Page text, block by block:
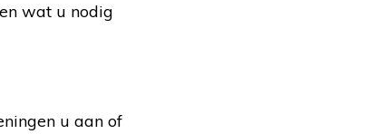
wat u nodig
u aan of